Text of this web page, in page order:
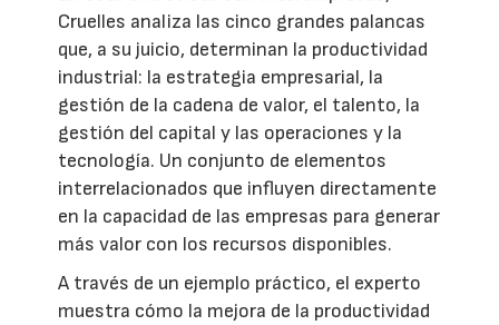
Cruelles analiza las cinco grandes palancas
que, a su juicio, determinan la productividad
industrial: la estrategia empresarial, la
gestión de la cadena de valor, el talento, la
gestión del capital y las operaciones y la
tecnología. Un conjunto de elementos
interrelacionados que influyen directamente
en la capacidad de las empresas para generar
más valor con los recursos disponibles.
A través de un ejemplo práctico, el experto
muestra cómo la mejora de la productividad